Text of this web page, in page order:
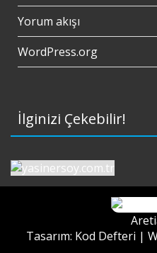
Yorum akışı
WordPress.org
İlginizi Çekebilir!
Tasarım: Kod Defteri |